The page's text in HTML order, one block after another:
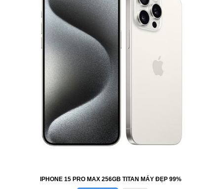
IPHONE 15 PRO MAX 256GB TITAN MÁY ĐẸP 99%